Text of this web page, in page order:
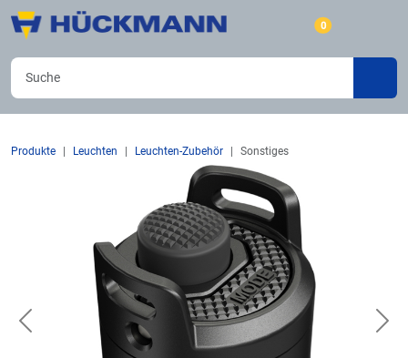
0
Produkte Leuchten Leuchten-Zubehör Sonstiges
Previous